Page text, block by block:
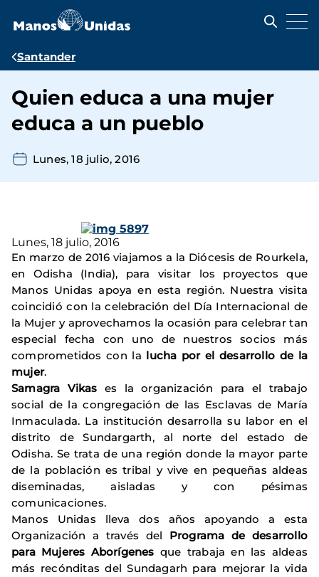
contenido
Ruta
navegación
Santander
Quien educa a una mujer
educa a un pueblo
Lunes, 18 julio, 2016
Lunes, 18 julio, 2016
En marzo de 2016 viajamos a la Diócesis de Rourkela,
en Odisha (India), para visitar los proyectos que
Manos Unidas apoya en esta región. Nuestra visita
coincidió con la celebración del Día Internacional de
la Mujer y aprovechamos la ocasión para celebrar tan
especial fecha con uno de nuestros socios más
comprometidos con la lucha por el desarrollo de la
mujer.
Samagra Vikas es la organización para el trabajo
social de la congregación de las Esclavas de María
Inmaculada. La institución desarrolla su labor en el
distrito de Sundargarth, al norte del estado de
Odisha. Se trata de una región donde la mayor parte
de la población es tribal y vive en pequeñas aldeas
diseminadas, aisladas y con pésimas
comunicaciones.
Manos Unidas lleva dos años apoyando a esta
Organización a través del Programa de desarrollo
para Mujeres Aborígenes que trabaja en las aldeas
más recónditas del Sundagarh para mejorar la vida